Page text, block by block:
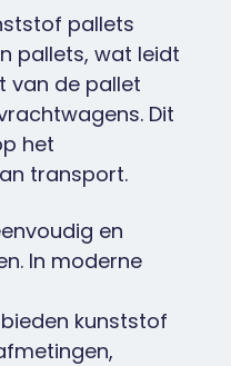
pallets
pallets, wat leidt
van de pallet
Dit
het
transport.
en
In moderne
kunststof